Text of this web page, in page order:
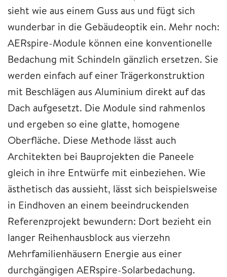
sieht wie aus einem Guss aus und fügt sich
wunderbar in die Gebäudeoptik ein. Mehr noch:
AERspire-Module können eine konventionelle
Bedachung mit Schindeln gänzlich ersetzen. Sie
werden einfach auf einer Trägerkonstruktion
mit Beschlägen aus Aluminium direkt auf das
Dach aufgesetzt. Die Module sind rahmenlos
und ergeben so eine glatte, homogene
Oberfläche. Diese Methode lässt auch
Architekten bei Bauprojekten die Paneele
gleich in ihre Entwürfe mit einbeziehen. Wie
ästhetisch das aussieht, lässt sich beispielsweise
in Eindhoven an einem beeindruckenden
Referenzprojekt bewundern: Dort bezieht ein
langer Reihenhausblock aus vierzehn
Mehrfamilienhäusern Energie aus einer
durchgängigen AERspire-Solarbedachung.